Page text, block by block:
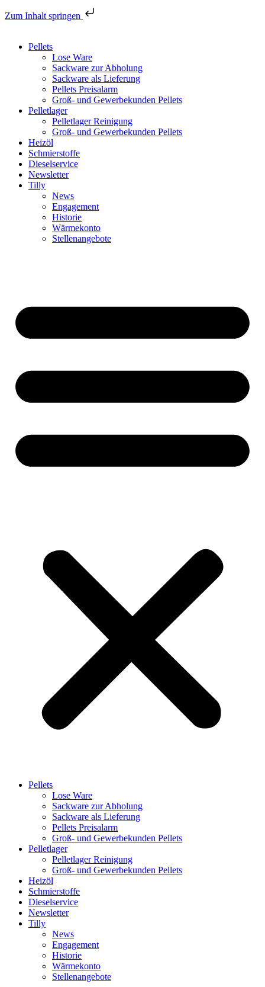
Zum Inhalt springen
Pellets
Lose Ware
Sackware zur Abholung
Sackware als Lieferung
Pellets Preisalarm
Groß- und Gewerbekunden Pellets
Pelletlager
Pelletlager Reinigung
Groß- und Gewerbekunden Pellets
Heizöl
Schmierstoffe
Dieselservice
Newsletter
Tilly
News
Engagement
Historie
Wärmekonto
Stellenangebote
Pellets
Lose Ware
Sackware zur Abholung
Sackware als Lieferung
Pellets Preisalarm
Groß- und Gewerbekunden Pellets
Pelletlager
Pelletlager Reinigung
Groß- und Gewerbekunden Pellets
Heizöl
Schmierstoffe
Dieselservice
Newsletter
Tilly
News
Engagement
Historie
Wärmekonto
Stellenangebote